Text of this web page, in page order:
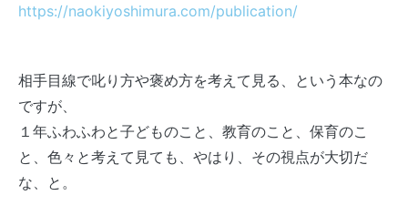
https://naokiyoshimura.com/publication/
相手目線で叱り方や褒め方を考えて見る、という本なの
ですが、
１年ふわふわと子どものこと、教育のこと、保育のこ
と、色々と考えて見ても、やはり、その視点が大切だ
な、と。